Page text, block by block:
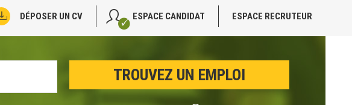
DÉPOSER UN CV ESPACE CANDIDAT ESPACE RECRUTEUR